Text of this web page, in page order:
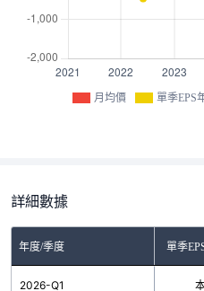
月均價 單季EPS
詳細數據
年度/季度 單季
2026-Q1